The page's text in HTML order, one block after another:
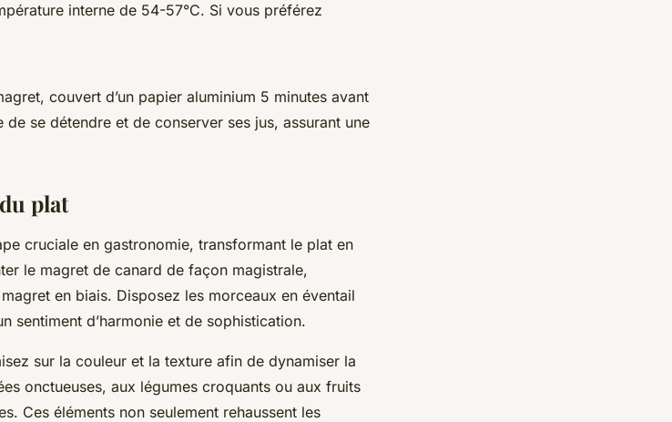
interne de 54-57°C. Si vous préférez
couvert d’un papier aluminium 5 minutes avant
se détendre et de conserver ses jus, assurant une
plat
cruciale en gastronomie, transformant le plat en
le magret de canard de façon magistrale,
en biais. Disposez les morceaux en éventail
sentiment d’harmonie et de sophistication.
sur la couleur et la texture afin de dynamiser la
onctueuses, aux légumes croquants ou aux fruits
Ces éléments non seulement rehaussent les